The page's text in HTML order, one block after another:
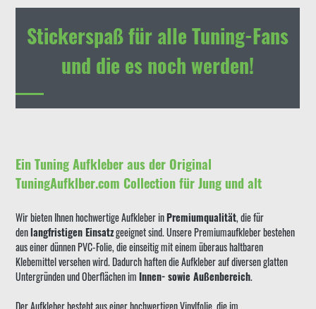
Stickerspaß für alle Tuning-Fans
und die es noch werden!
Ein Tuning Aufkleber aus der Original
TuningAufklber.com Collection für Jung und alt
Wir bieten Ihnen hochwertige Aufkleber inPremiumqualität, die für
denlangfristigen Einsatzgeeignet sind. Unsere Premiumaufkleber bestehen
aus einer dünnen PVC-Folie, die einseitig mit einem überaus haltbaren
Klebemittel versehen wird. Dadurch haften die Aufkleber auf diversen glatten
Untergründen und Oberflächen imInnen- sowie Außenbereich.
Der Aufkleber besteht aus einer hochwertigen Vinylfolie, die im